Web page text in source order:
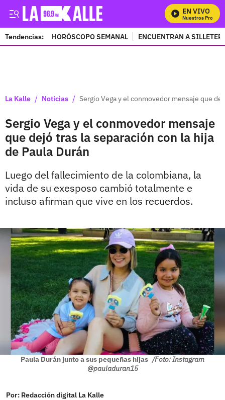
EN VIVO
Mira Todos Nuestros
Tendencias: HORÓSCOPO SEMANAL ENCUENTRAN A
La Kalle / Noticias / Sergio Vega y el conmovedor mensaje que
Sergio Vega y el conmovedor mensaje
que dejó tras la separación con la hija
de Paula Durán
Luego del fallecimiento de la colombiana, la
vida de su exesposo cambió totalmente e
incluso afirman que vive en los recuerdos.
Paula Durán junto a sus pequeñas hijas /Foto: Instagram
@pauladuran15
Por: Redacción digital La Kalle